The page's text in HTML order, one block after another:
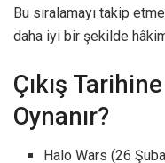
Bu sıralamayı takip
daha iyi bir şekilde
Çıkış
Oynanır?
Halo Wars (26